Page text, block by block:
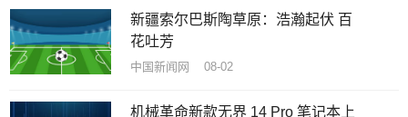
新疆索尔巴斯陶草原：浩瀚起伏 百
花吐芳
中国新闻网 08-02
机械革命新款无界 14 Pro 笔记本上